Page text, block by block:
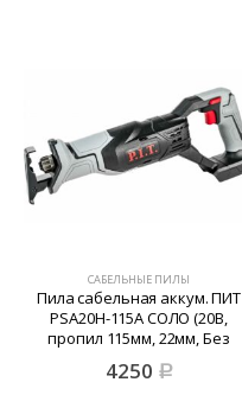
САБЕЛЬНЫЕ ПИЛЫ
Пила сабельная аккум. ПИТ
PSA20H-115A СОЛО (20В,
пропил 115мм, 22мм, Без
АКБ и з/у)
4250 Р